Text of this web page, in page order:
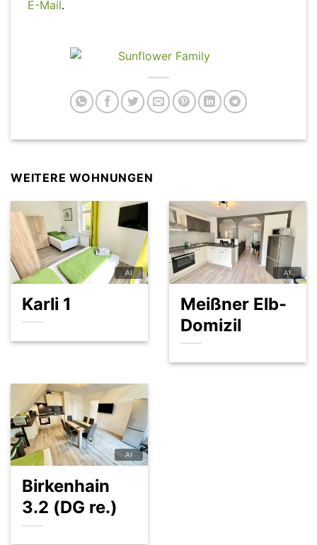
E-Mail.
WEITERE WOHNUNGEN
Karli 1
Meißner Elb-
Domizil
Birkenhain
3.2 (DG re.)